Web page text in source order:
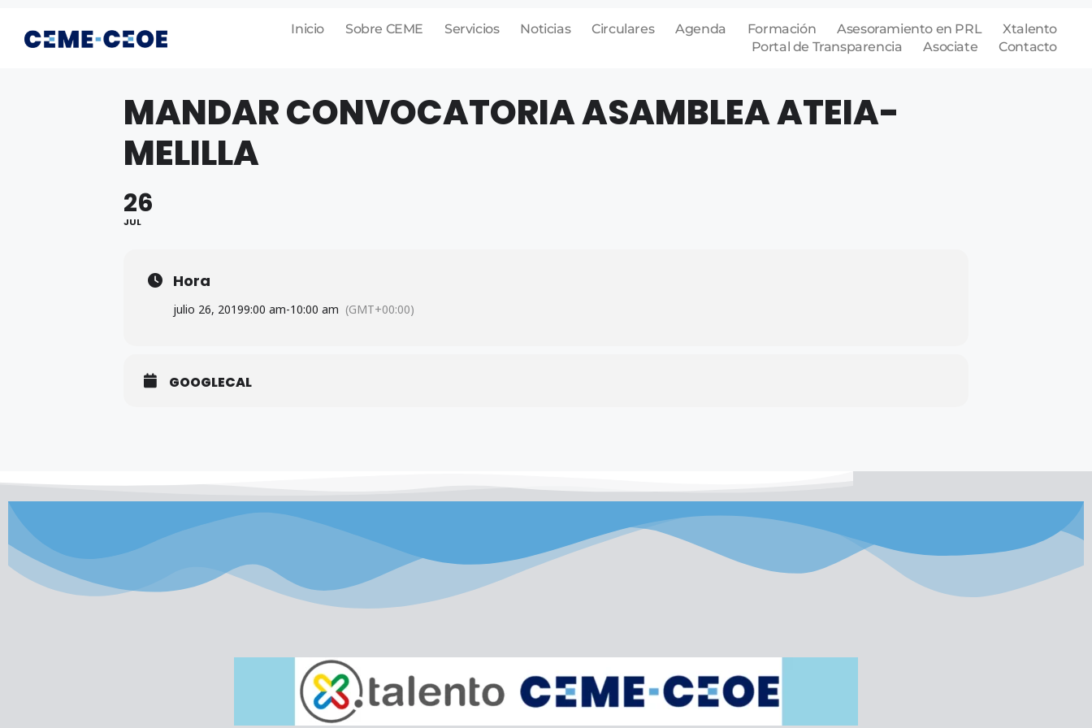
Inicio Sobre CEME Servicios Noticias Circulares Agenda Formación Asesoramiento en PRL
Xtalento
Portal de Transparencia
Asociate Contacto
MANDAR CONVOCATORIA ASAMBLEA ATEIA-
MELILLA
26
JUL
Hora
julio 26, 20199:00 am-10:00 am (GMT+00:00)
GOOGLECAL